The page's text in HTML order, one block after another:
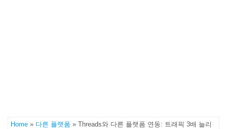
Home » 다른 플랫폼 » Threads와 다른 플랫폼 연동: 트래픽 3배 늘리